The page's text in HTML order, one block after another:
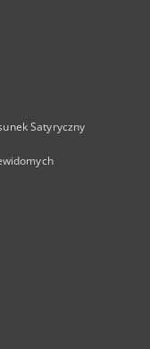
Satyryczny